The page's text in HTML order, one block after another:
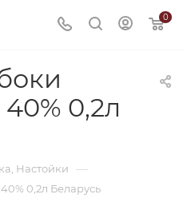
0
0,2л
Настойки —
0,2л Беларусь